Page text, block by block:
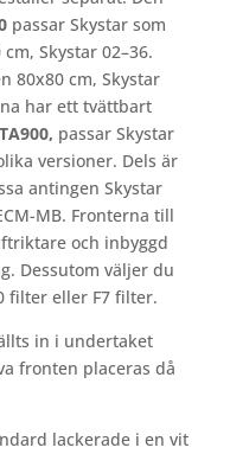
passar Skystar som
Skystar 02–36.
80x80 cm, Skystar
har ett tvättbart
passar Skystar
versioner. Dels är
antingen Skystar
MB. Fronterna till
och inbyggd
Dessutom väljer du
filter eller F7 filter.
in i undertaket
fronten placeras då
lackerade i en vit